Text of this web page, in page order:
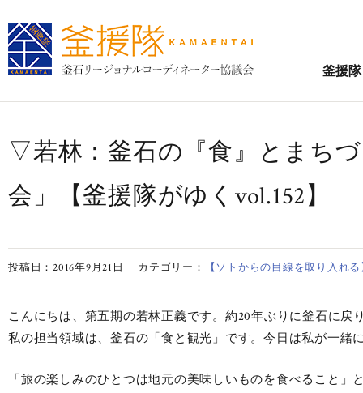
釜援
▽若林：釜石の『食』とまち
会」【釜援隊がゆくvol.152】
投稿日：2016年9月21日 カテゴリー： 【ソトからの目線を取り入れ
こんにちは、第五期の若林正義です。約20年ぶりに釜石に
私の担当領域は、釜石の「食と観光」です。今日は私が一
「旅の楽しみのひとつは地元の美味しいものを食べること